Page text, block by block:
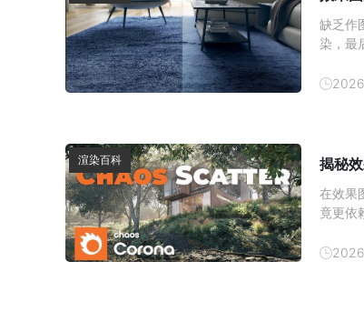
缺乏作
染，最
图质感
渲染百科 揭秘
在效果
竟更依
加速对